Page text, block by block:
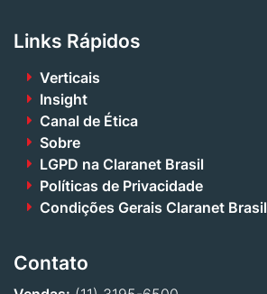
Links Rápidos
Verticais
Insight
Canal de Ética
Sobre
LGPD na Claranet Brasil
Políticas de Privacidade
Condições Gerais Claranet Brasil
Contato